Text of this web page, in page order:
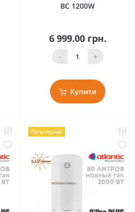
BC 1200W
6 999.00 грн.
- +
Купити
Популярний